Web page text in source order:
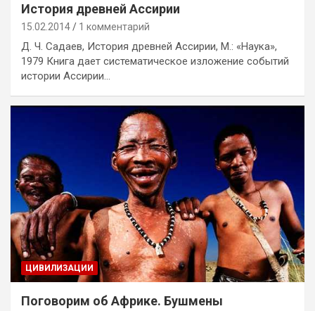
История древней Ассирии
15.02.2014 1 комментарий
Д. Ч. Садаев, История древней Ассирии, М.: «Наука»,
1979 Книга дает систематическое изложение событий
истории Ассирии…
ЦИВИЛИЗАЦИИ
Поговорим об Африке. Бушмены